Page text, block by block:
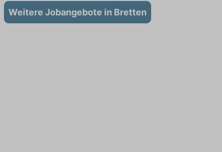
Weitere Jobangebote in Bretten